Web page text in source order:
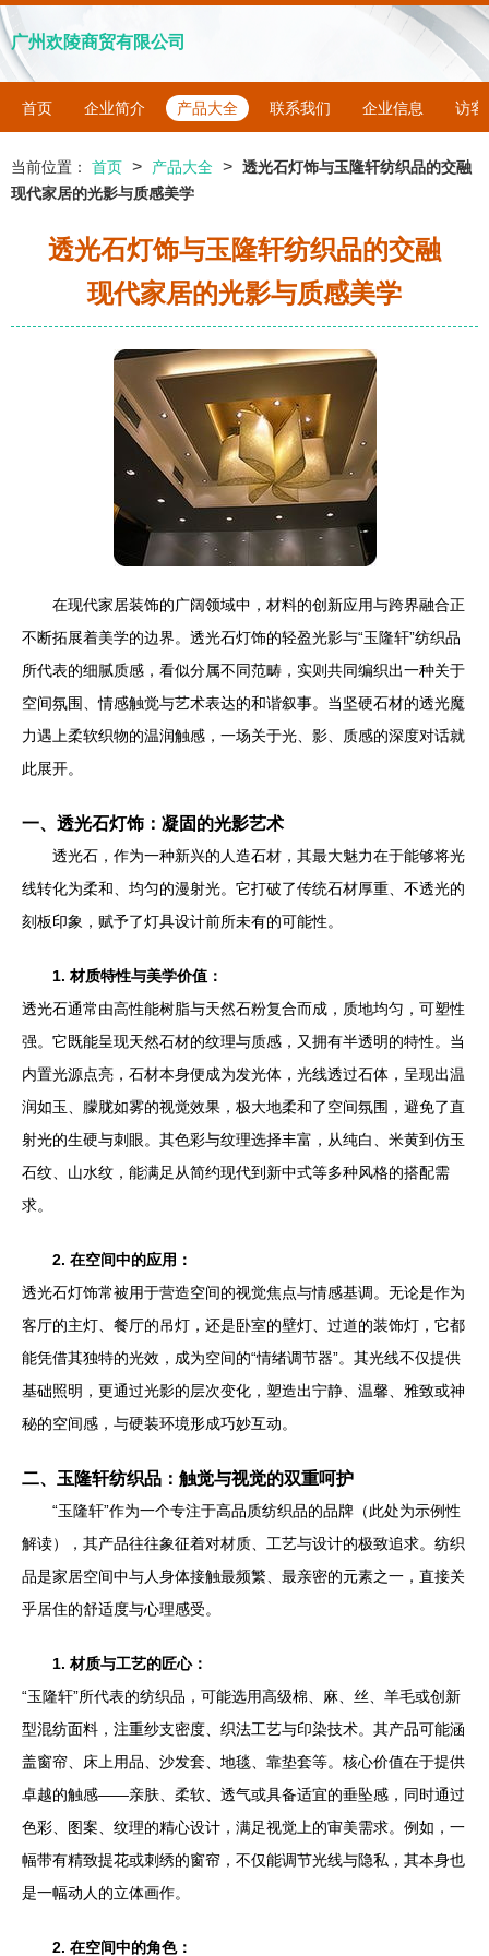
广州欢陵商贸有限公司
首页 企业简介 产品大全 联系我们 企业信息 访客
当前位置： 首页 > 产品大全 > 透光石灯饰与玉隆轩纺织品的交融
现代家居的光影与质感美学
透光石灯饰与玉隆轩纺织品的交融
现代家居的光影与质感美学
在现代家居装饰的广阔领域中，材料的创新应用与跨界融合正
不断拓展着美学的边界。透光石灯饰的轻盈光影与“玉隆轩”纺织品
所代表的细腻质感，看似分属不同范畴，实则共同编织出一种关于
空间氛围、情感触觉与艺术表达的和谐叙事。当坚硬石材的透光魔
力遇上柔软织物的温润触感，一场关于光、影、质感的深度对话就
此展开。
一、透光石灯饰：凝固的光影艺术
透光石，作为一种新兴的人造石材，其最大魅力在于能够将光
线转化为柔和、均匀的漫射光。它打破了传统石材厚重、不透光的
刻板印象，赋予了灯具设计前所未有的可能性。
1. 材质特性与美学价值：
透光石通常由高性能树脂与天然石粉复合而成，质地均匀，可塑性
强。它既能呈现天然石材的纹理与质感，又拥有半透明的特性。当
内置光源点亮，石材本身便成为发光体，光线透过石体，呈现出温
润如玉、朦胧如雾的视觉效果，极大地柔和了空间氛围，避免了直
射光的生硬与刺眼。其色彩与纹理选择丰富，从纯白、米黄到仿玉
石纹、山水纹，能满足从简约现代到新中式等多种风格的搭配需
求。
2. 在空间中的应用：
透光石灯饰常被用于营造空间的视觉焦点与情感基调。无论是作为
客厅的主灯、餐厅的吊灯，还是卧室的壁灯、过道的装饰灯，它都
能凭借其独特的光效，成为空间的“情绪调节器”。其光线不仅提供
基础照明，更通过光影的层次变化，塑造出宁静、温馨、雅致或神
秘的空间感，与硬装环境形成巧妙互动。
二、玉隆轩纺织品：触觉与视觉的双重呵护
“玉隆轩”作为一个专注于高品质纺织品的品牌（此处为示例性
解读），其产品往往象征着对材质、工艺与设计的极致追求。纺织
品是家居空间中与人身体接触最频繁、最亲密的元素之一，直接关
乎居住的舒适度与心理感受。
1. 材质与工艺的匠心：
“玉隆轩”所代表的纺织品，可能选用高级棉、麻、丝、羊毛或创新
型混纺面料，注重纱支密度、织法工艺与印染技术。其产品可能涵
盖窗帘、床上用品、沙发套、地毯、靠垫套等。核心价值在于提供
卓越的触感——亲肤、柔软、透气或具备适宜的垂坠感，同时通过
色彩、图案、纹理的精心设计，满足视觉上的审美需求。例如，一
幅带有精致提花或刺绣的窗帘，不仅能调节光线与隐私，其本身也
是一幅动人的立体画作。
2. 在空间中的角色：